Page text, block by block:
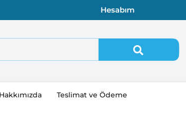
Hesabım
Hakkımızda Teslimat ve Ödeme